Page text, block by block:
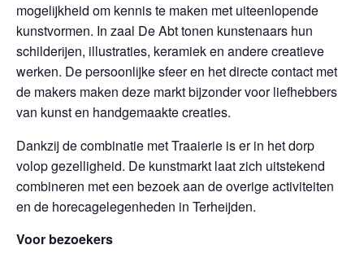
mogelijkheid om kennis te maken met uiteenlopende
kunstvormen. In zaal De Abt tonen kunstenaars hun
schilderijen, illustraties, keramiek en andere creatieve
werken. De persoonlijke sfeer en het directe contact met
de makers maken deze markt bijzonder voor liefhebbers
van kunst en handgemaakte creaties.
Dankzij de combinatie met Traaierie is er in het dorp
volop gezelligheid. De kunstmarkt laat zich uitstekend
combineren met een bezoek aan de overige activiteiten
en de horecagelegenheden in Terheijden.
Voor bezoekers